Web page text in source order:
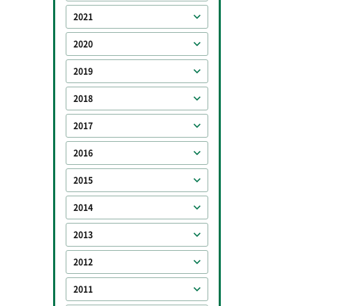
2021
2020
2019
2018
2017
2016
2015
2014
2013
2012
2011